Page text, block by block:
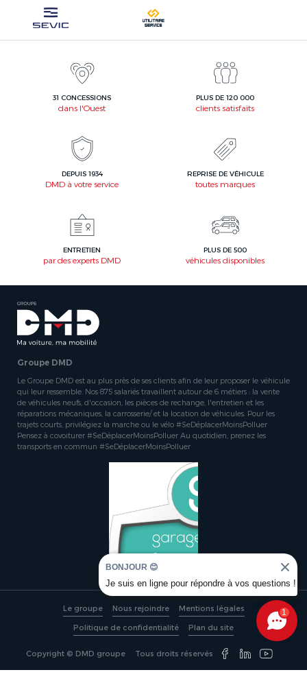
31 CONCESSIONS
dans l'Ouest
PLUS DE 120 000
clients satisfaits
DEPUIS 1934
DMD à votre service
REPRISE DE VÉHICULE
toutes marques
ENTRETIEN
par des experts DMD
PLUS DE 500
véhicules disponibles
Groupe DMD
Le Groupe DMD est au plus près de ses clients afin de leur proposer le véhicule
qui leur ressemble. Nos 875 salariés travaillent autour de 6 métiers : la vente
de véhicules neufs, d'occasion, les pièces de rechange, l'entretien et les
réparations mécaniques, la carrosserie/ et la location de véhicules. Pour les
trajets courts, privilégiez la marche ou le vélo #SeDéplacerMoinsPolluer
Pensez à covoiturer #SeDéplacerMoinsPolluer Au quotidien, prenez les
transports en commun #SeDéplacerMoinsPolluer
Le groupe Nous rejoindre Mentions légales
Politique de confidentialité Plan du site
Copyright © DMD groupe Tous droits réservés
1
BONJOUR 😊
Je suis en ligne pour répondre à vos questions !